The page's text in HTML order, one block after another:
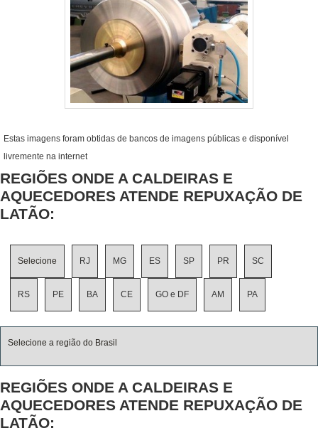
Estas imagens foram obtidas de bancos de imagens públicas e disponível
livremente na internet
REGIÕES ONDE A CALDEIRAS E
AQUECEDORES ATENDE REPUXAÇÃO DE
LATÃO:
Selecione RJ MG ES SP PR SC
RS PE BA CE GO e DF AM PA
Selecione a região do Brasil
REGIÕES ONDE A CALDEIRAS E
AQUECEDORES ATENDE REPUXAÇÃO DE
LATÃO: